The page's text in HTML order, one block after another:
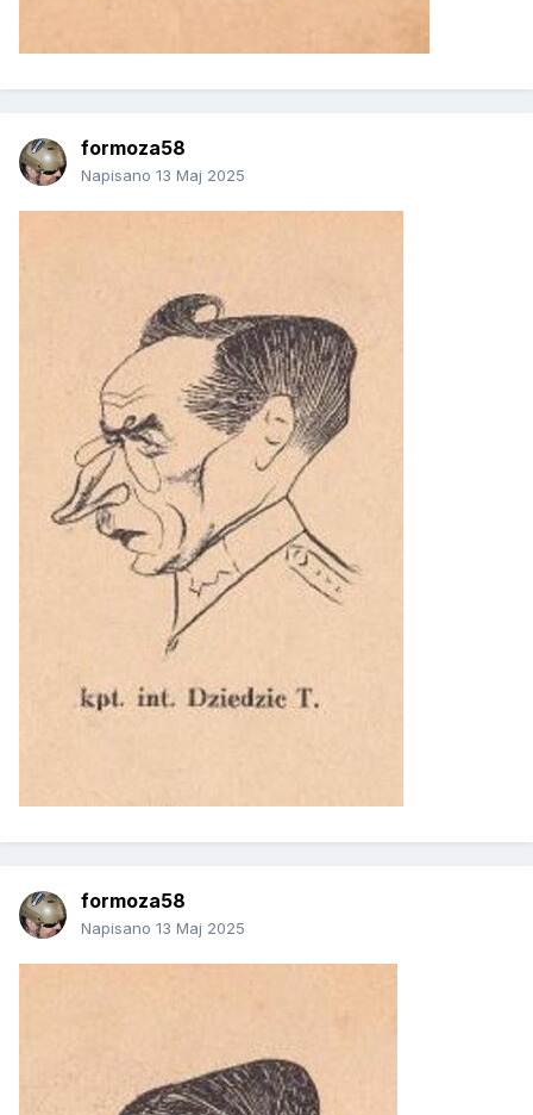
formoza58
Napisano 13 Maj 2025
formoza58
Napisano 13 Maj 2025